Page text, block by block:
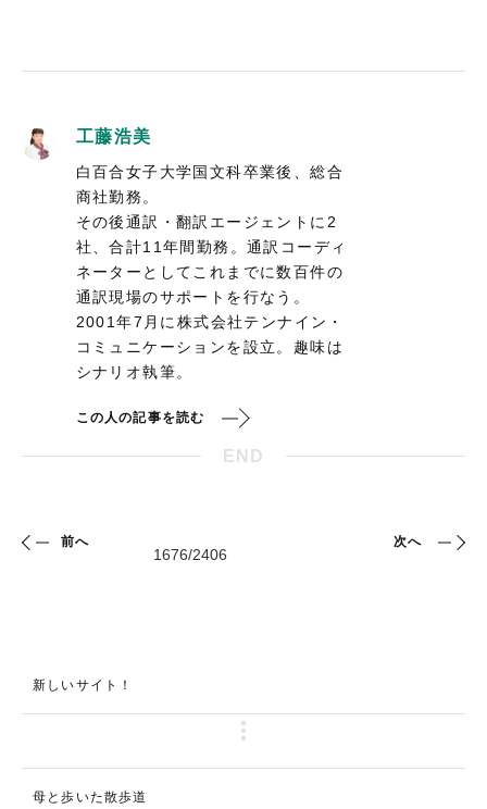
工藤浩美
白百合女子大学国文科卒業後、総合
商社勤務。
その後通訳・翻訳エージェントに2
社、合計11年間勤務。通訳コーディ
ネーターとしてこれまでに数百件の
通訳現場のサポートを行なう。
2001年7月に株式会社テンナイン・
コミュニケーションを設立。趣味は
シナリオ執筆。
この人の記事を読む
END
前へ 次へ
新しいサイト！
母と歩いた散歩道